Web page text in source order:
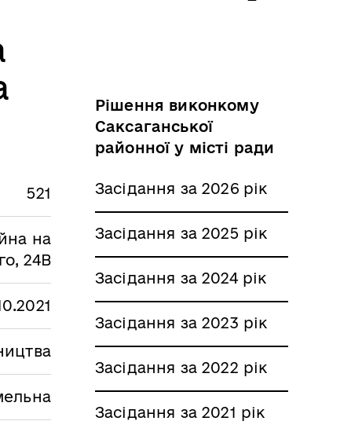
521
на
24В
Рішення виконкому
Саксаганської
районної у місті ради
Засідання за 2026 рік
Засідання за 2025 рік
Засідання за 2024 рік
Засідання за 2023 рік
Засідання за 2022 рік
Засідання за 2021 рік